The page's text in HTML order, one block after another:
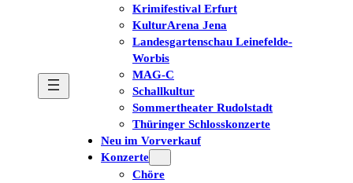
Krimifestival Erfurt
KulturArena Jena
Landesgartenschau Leinefelde-
Worbis
MAG-C
Schallkultur
Sommertheater Rudolstadt
Thüringer Schlosskonzerte
Neu im Vorverkauf
Konzerte
Chöre